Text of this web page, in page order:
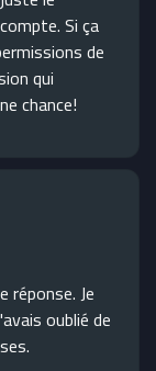
Si ça
de
qui
chance!
réponse. Je
oublié de